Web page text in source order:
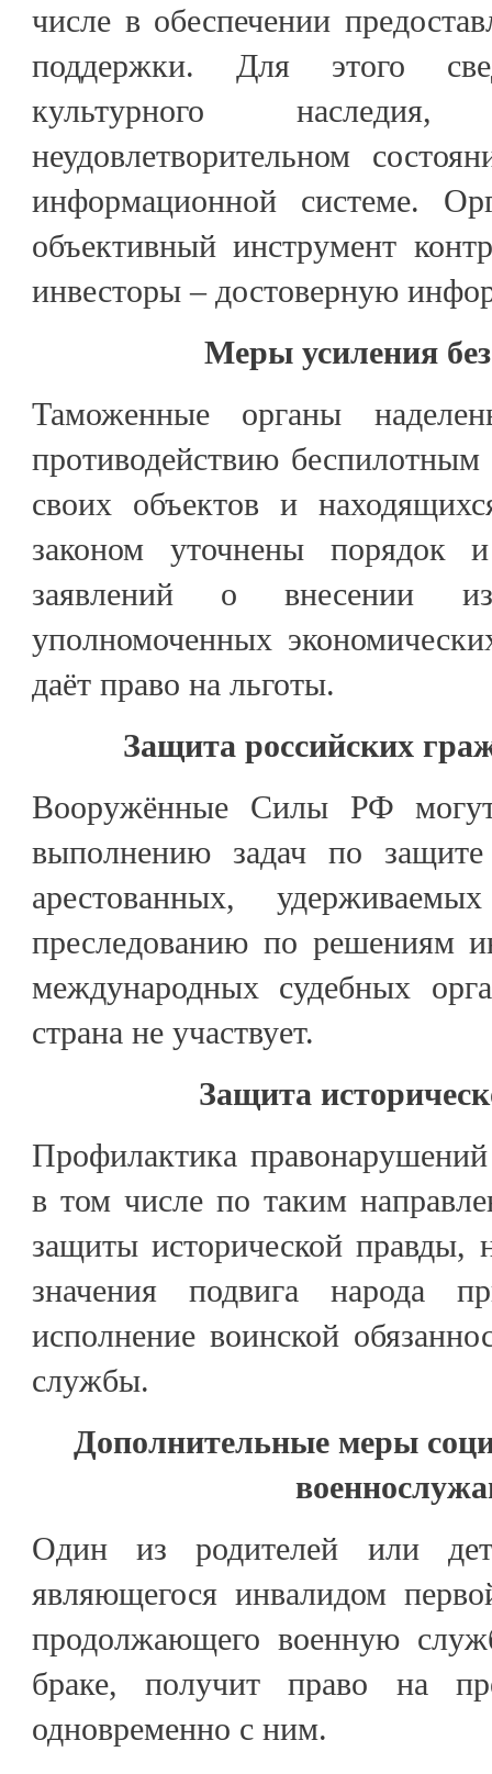
числе в обеспечении
поддержки. Для этого
культурного
неудовлетворительном
информационной системе.
объективный инструмент
инвесторы – достоверную
Меры усиления
Таможенные органы
противодействию
своих объектов и
законом уточнены порядок
заявлений о внесении
уполномоченных
даёт право на льготы.
Защита российских
Вооружённые Силы РФ
выполнению задач по защите
арестованных,
преследованию по решениям
международных судебных
страна не участвует.
Защита
Профилактика
в том числе по таким
защиты исторической правды,
значения подвига народа
исполнение воинской
службы.
Дополнительные меры
Один из родителей или
являющегося инвалидом
продолжающего военную
браке, получит право на
одновременно с ним.